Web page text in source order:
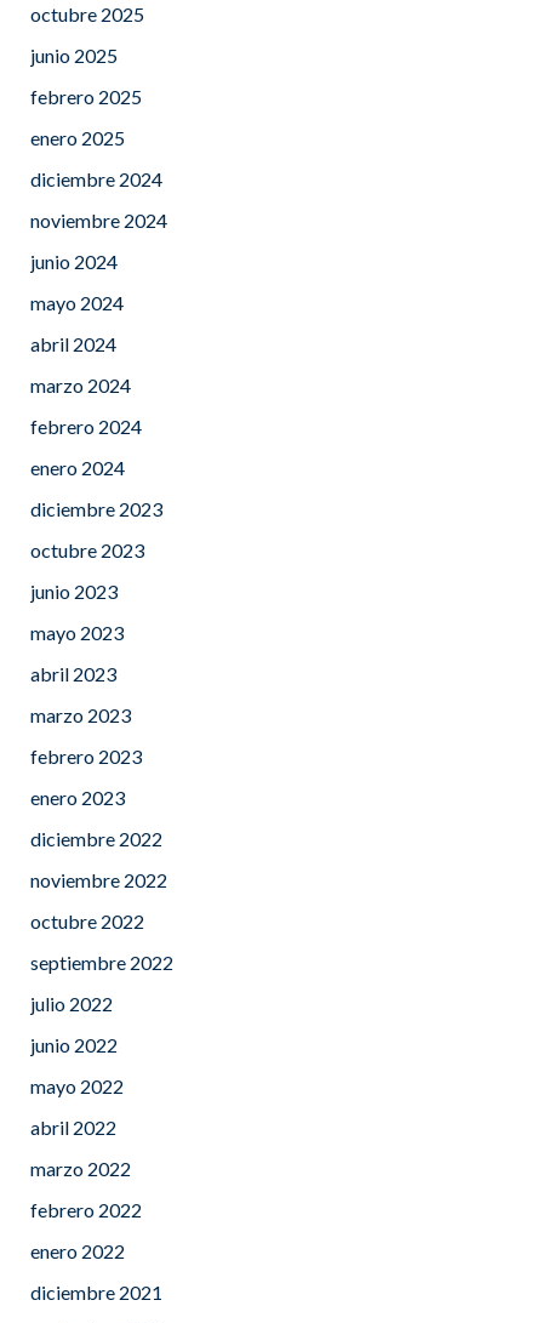
octubre 2025
junio 2025
febrero 2025
enero 2025
diciembre 2024
noviembre 2024
junio 2024
mayo 2024
abril 2024
marzo 2024
febrero 2024
enero 2024
diciembre 2023
octubre 2023
junio 2023
mayo 2023
abril 2023
marzo 2023
febrero 2023
enero 2023
diciembre 2022
noviembre 2022
octubre 2022
septiembre 2022
julio 2022
junio 2022
mayo 2022
abril 2022
marzo 2022
febrero 2022
enero 2022
diciembre 2021